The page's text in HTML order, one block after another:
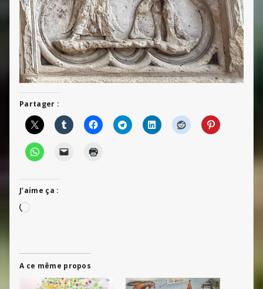
Partager :
J’aime ça :
Chargement…
A ce même propos